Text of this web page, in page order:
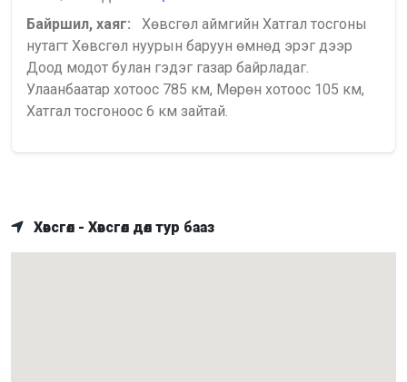
Байршил, хаяг:
Хөвсгөл аймгийн Хатгал тосгоны
нутагт Хөвсгөл нуурын баруун өмнөд эрэг дээр
Доод модот булан гэдэг газар байрладаг.
Улаанбаатар хотоос 785 км, Мөрөн хотоос 105 км,
Хатгал тосгоноос 6 км зайтай.
Хөвсгөл - Хөвсгөл дөл тур бааз